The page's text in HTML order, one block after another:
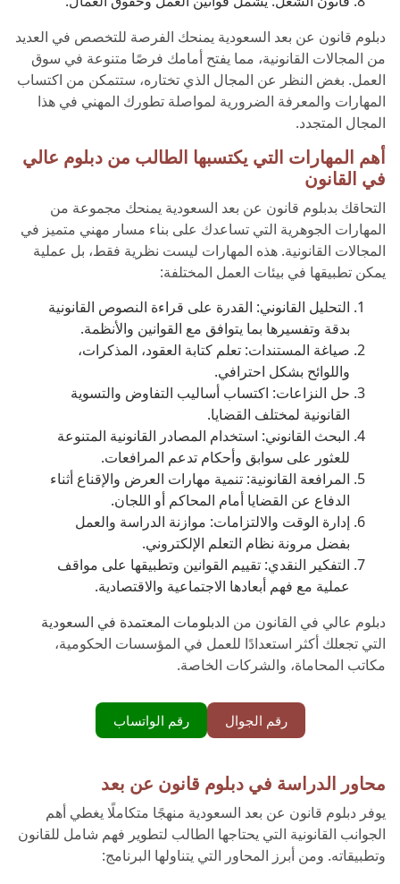
دبلوم قانون عن بعد السعودية يمنحك الفرصة للتخصص في العديد
من المجالات القانونية، مما يفتح أمامك فرصًا متنوعة في سوق
العمل. بغض النظر عن المجال الذي تختاره، ستتمكن من اكتساب
المهارات والمعرفة الضرورية لمواصلة تطورك المهني في هذا
المجال المتجدد.
أهم المهارات التي يكتسبها الطالب من دبلوم عالي
في القانون
التحاقك بدبلوم قانون عن بعد السعودية يمنحك مجموعة من
المهارات الجوهرية التي تساعدك على بناء مسار مهني متميز في
المجالات القانونية. هذه المهارات ليست نظرية فقط، بل عملية
يمكن تطبيقها في بيئات العمل المختلفة:
التحليل القانوني: القدرة على قراءة النصوص القانونية
بدقة وتفسيرها بما يتوافق مع القوانين والأنظمة.
صياغة المستندات: تعلم كتابة العقود، المذكرات،
واللوائح بشكل احترافي.
حل النزاعات: اكتساب أساليب التفاوض والتسوية
القانونية لمختلف القضايا.
البحث القانوني: استخدام المصادر القانونية المتنوعة
للعثور على سوابق وأحكام تدعم المرافعات.
المرافعة القانونية: تنمية مهارات العرض والإقناع أثناء
الدفاع عن القضايا أمام المحاكم أو اللجان.
إدارة الوقت والالتزامات: موازنة الدراسة والعمل
بفضل مرونة نظام التعلم الإلكتروني.
التفكير النقدي: تقييم القوانين وتطبيقها على مواقف
عملية مع فهم أبعادها الاجتماعية والاقتصادية.
دبلوم عالي في القانون من الدبلومات المعتمدة في السعودية
التي تجعلك أكثر استعدادًا للعمل في المؤسسات الحكومية،
مكاتب المحاماة، والشركات الخاصة.
رقم الجوال رقم الواتساب
محاور الدراسة في دبلوم قانون عن بعد
يوفر دبلوم قانون عن بعد السعودية منهجًا متكاملًا يغطي أهم
الجوانب القانونية التي يحتاجها الطالب لتطوير فهم شامل للقانون
وتطبيقاته. ومن أبرز المحاور التي يتناولها البرنامج: